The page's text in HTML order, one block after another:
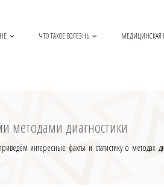
ЧТО ТАКОЕ БОЛЕЗНЬ
методами диагностики
интересные факты и статистику о методах